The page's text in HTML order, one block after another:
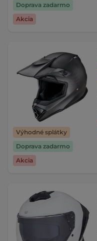
Doprava zadarmo
Akcia
Výhodné splátky
Doprava zadarmo
Akcia